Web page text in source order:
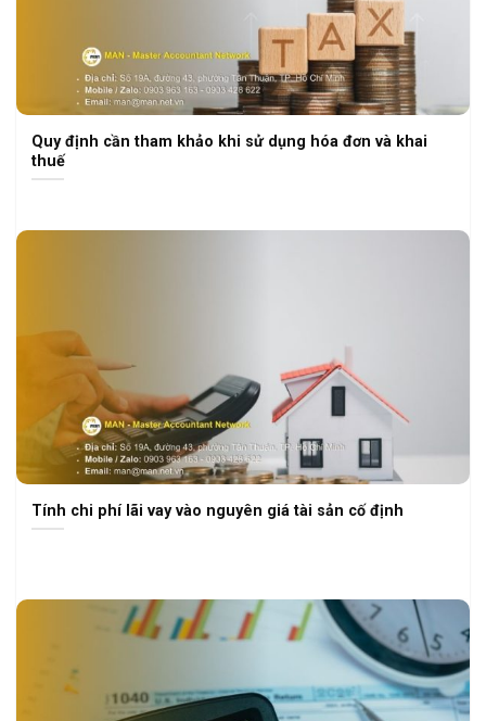
Quy định cần tham khảo khi sử dụng hóa đơn và khai
thuế
Tính chi phí lãi vay vào nguyên giá tài sản cố định